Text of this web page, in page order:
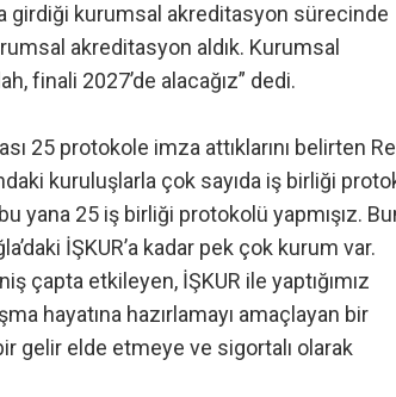
girdiği kurumsal akreditasyon sürecinde
akreditasyon aldık. Kurumsal
finali 2027’de alacağız” dedi.
25 protokole imza attıklarını belirten
kuruluşlarla çok sayıda iş birliği
yana 25 iş birliği protokolü yapmışız.
İŞKUR’a kadar pek çok kurum var.
çapta etkileyen, İŞKUR ile yaptığımız
hayatına hazırlamayı amaçlayan bir
gelir elde etmeye ve sigortalı olarak